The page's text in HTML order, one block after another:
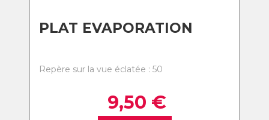
PLAT EVAPORATION
Repère sur la vue éclatée : 50
9,50 €